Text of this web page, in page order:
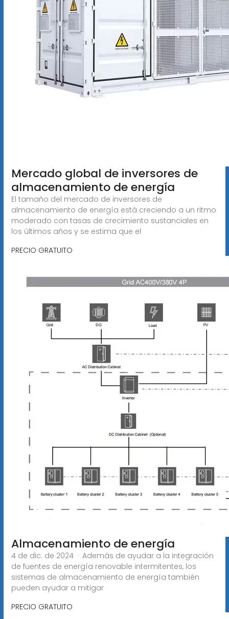
Mercado global de inversores de
almacenamiento de energía
El tamaño del mercado de inversores de
almacenamiento de energía está creciendo a un ritmo
moderado con tasas de crecimiento sustanciales en
los últimos años y se estima que el
PRECIO GRATUITO
Almacenamiento de energía
4 de dic. de 2024 · Además de ayudar a la integración
de fuentes de energía renovable intermitentes, los
sistemas de almacenamiento de energía también
pueden ayudar a mitigar
PRECIO GRATUITO